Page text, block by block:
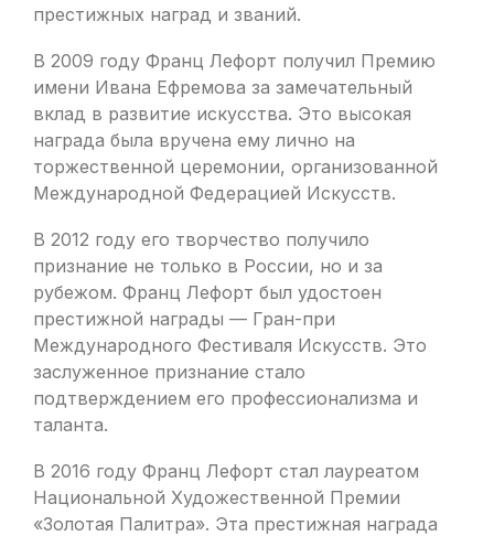
престижных наград и званий.
В 2009 году Франц Лефорт получил Премию
имени Ивана Ефремова за замечательный
вклад в развитие искусства. Это высокая
награда была вручена ему лично на
торжественной церемонии, организованной
Международной Федерацией Искусств.
В 2012 году его творчество получило
признание не только в России, но и за
рубежом. Франц Лефорт был удостоен
престижной награды — Гран-при
Международного Фестиваля Искусств. Это
заслуженное признание стало
подтверждением его профессионализма и
таланта.
В 2016 году Франц Лефорт стал лауреатом
Национальной Художественной Премии
«Золотая Палитра». Эта престижная награда